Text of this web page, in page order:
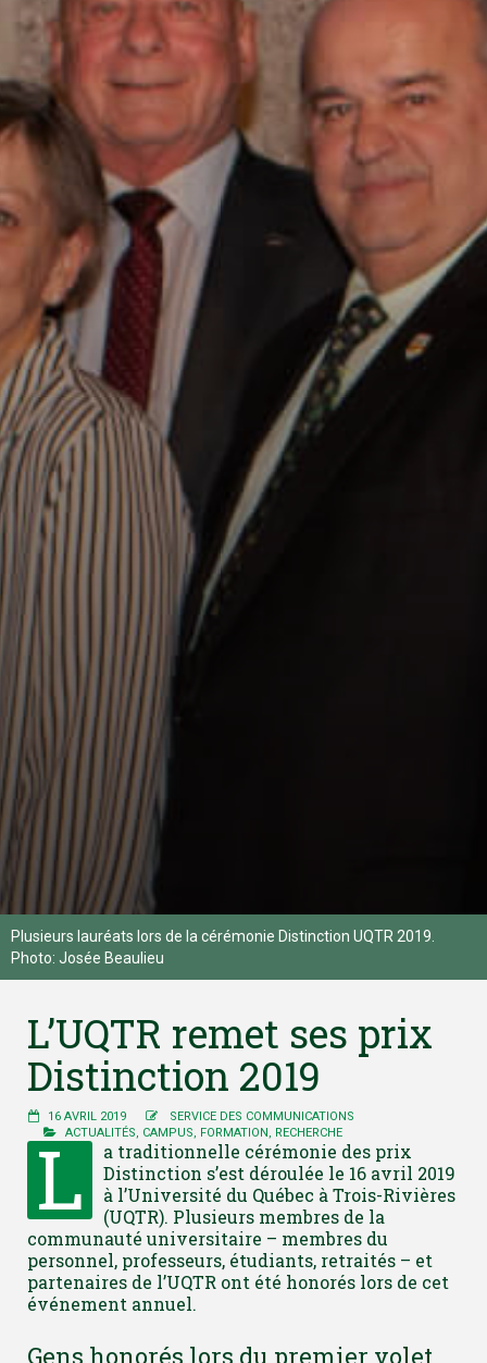
Plusieurs lauréats lors de la cérémonie Distinction UQTR 2019.
Photo: Josée Beaulieu
L’UQTR remet ses prix
Distinction 2019
16 AVRIL 2019
SERVICE DES COMMUNICATIONS
ACTUALITÉS, CAMPUS, FORMATION, RECHERCHE
L
a traditionnelle cérémonie des prix
Distinction s’est déroulée le 16 avril 2019
à l’Université du Québec à Trois-Rivières
(UQTR). Plusieurs membres de la
communauté universitaire – membres du
personnel, professeurs, étudiants, retraités – et
partenaires de l’UQTR ont été honorés lors de cet
événement annuel.
Gens honorés lors du premier volet